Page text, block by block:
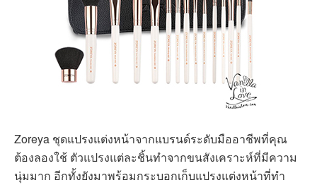
Zoreya ชุดแปรงแต่งหน้าจากแบรนด์ระดับมืออาชีพที่คุณ
ต้องลองใช้ ตัวแปรงแต่ละชิ้นทำจากขนสังเคราะห์ที่มีความ
นุ่มมาก อีกทั้งยังมาพร้อมกระบอกเก็บแปรงแต่งหน้าที่ทำ